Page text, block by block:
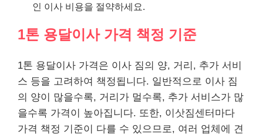
인 이사 비용을 절약하세요.
1톤 용달이사 가격 책정 기준
1톤 용달이사 가격은 이사 짐의 양, 거리, 추가 서비
스 등을 고려하여 책정됩니다. 일반적으로 이사 짐
의 양이 많을수록, 거리가 멀수록, 추가 서비스가 많
을수록 가격이 높아집니다. 또한, 이삿짐센터마다
가격 책정 기준이 다를 수 있으므로, 여러 업체에 견